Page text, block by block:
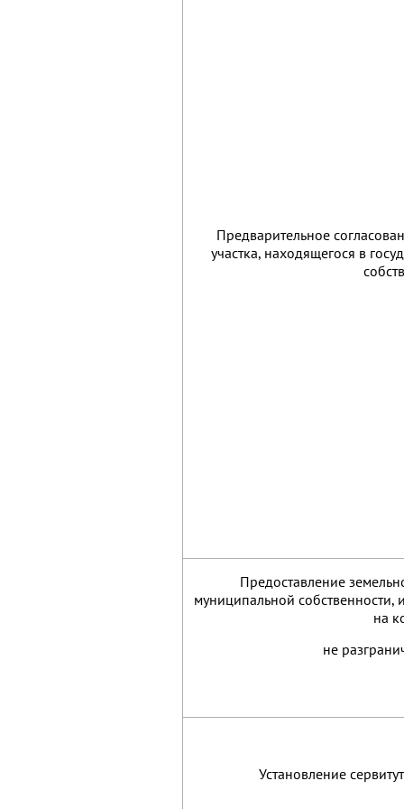
Предварительное
участка, находящегося в
Предоставление
муниципальной собственности,
на
не
Установление